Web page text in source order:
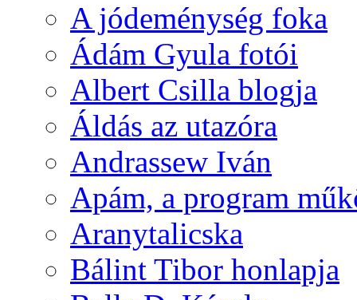
A jódeménység foka
Ádám Gyula fotói
Albert Csilla blogja
Áldás az utazóra
Andrassew Iván
Apám, a program
Aranytalicska
Bálint Tibor honlapja